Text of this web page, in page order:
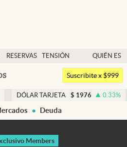
RESERVAS
TENSIÓN
GEOPOLÍTICA
QUIÉN ES
QUIÉN
Argentina
Suscribite x $999
$ 1976 0.33 % DÓLAR
Deuda
Members